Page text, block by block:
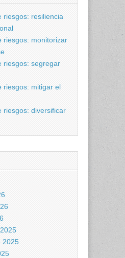
riesgos: resiliencia
riesgos: monitorizar
riesgos: segregar
riesgos: mitigar el
riesgos: diversificar
2025